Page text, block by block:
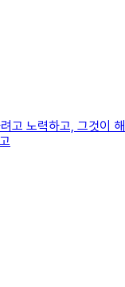
고 노력하고, 그것이